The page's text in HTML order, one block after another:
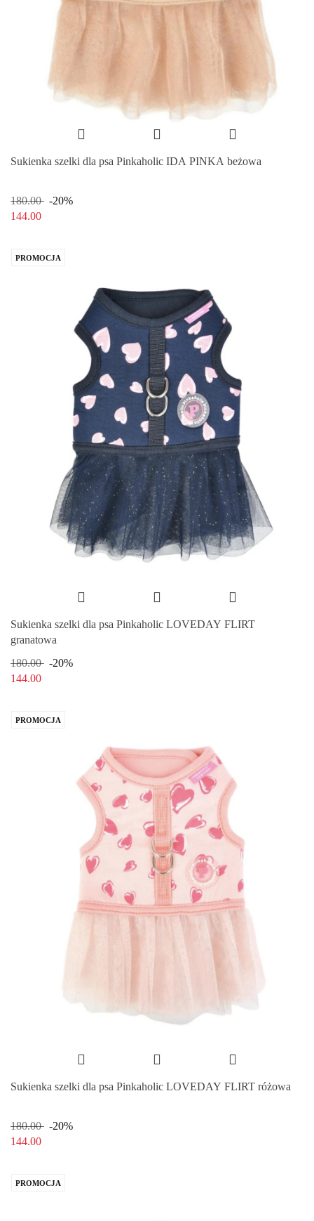
Sukienka szelki dla psa Pinkaholic IDA PINKA beżowa
180.00
-20%
144.00
PROMOCJA
Sukienka szelki dla psa Pinkaholic LOVEDAY FLIRT
granatowa
180.00
-20%
144.00
PROMOCJA
Sukienka szelki dla psa Pinkaholic LOVEDAY FLIRT różowa
180.00
-20%
144.00
PROMOCJA